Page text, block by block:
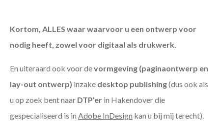
Kortom, ALLES waar waarvoor u een ontwerp voor
nodig heeft, zowel voor digitaal als drukwerk.
En uiteraard ook voor devormgeving (paginaontwerp en
lay-out ontwerp) inzake desktop publishing(dus ook als
u op zoek bent naar DTP’er in Hakendover die
gespecialiseerd is in Adobe InDesign kan u bij mij terecht).